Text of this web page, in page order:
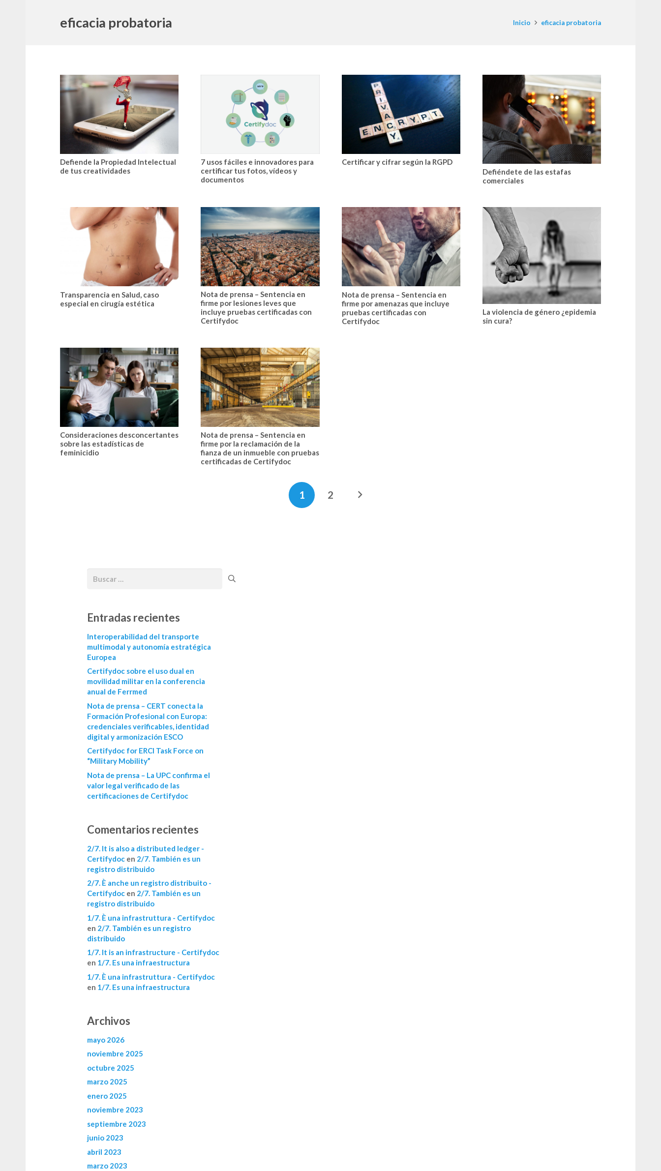
eficacia probatoria Inicio eficacia probatoria
Defiende la Propiedad Intelectual
de tus creatividades
7 usos fáciles e innovadores para
certificar tus fotos, vídeos y
documentos
Certificar y cifrar según la RGPD
Defiéndete de las estafas
comerciales
Transparencia en Salud, caso
especial en cirugía estética
Nota de prensa – Sentencia en
firme por lesiones leves que
incluye pruebas certificadas con
Certifydoc
Nota de prensa – Sentencia en
firme por amenazas que incluye
pruebas certificadas con
Certifydoc
La violencia de género ¿epidemia
sin cura?
Consideraciones desconcertantes
sobre las estadísticas de
feminicidio
Nota de prensa – Sentencia en
firme por la reclamación de la
fianza de un inmueble con pruebas
certificadas de Certifydoc
1 2
Entradas recientes
Interoperabilidad del transporte
multimodal y autonomía estratégica
Europea
Certifydoc sobre el uso dual en
movilidad militar en la conferencia
anual de Ferrmed
Nota de prensa – CERT conecta la
Formación Profesional con Europa:
credenciales verificables, identidad
digital y armonización ESCO
Certifydoc for ERCI Task Force on
“Military Mobility”
Nota de prensa – La UPC confirma el
valor legal verificado de las
certificaciones de Certifydoc
Comentarios recientes
2/7. It is also a distributed ledger -
Certifydoc en 2/7. También es un
registro distribuido
2/7. È anche un registro distribuito -
Certifydoc en 2/7. También es un
registro distribuido
1/7. È una infrastruttura - Certifydoc
en 2/7. También es un registro
distribuido
1/7. It is an infrastructure - Certifydoc
en 1/7. Es una infraestructura
1/7. È una infrastruttura - Certifydoc
en 1/7. Es una infraestructura
Archivos
mayo 2026
noviembre 2025
octubre 2025
marzo 2025
enero 2025
noviembre 2023
septiembre 2023
junio 2023
abril 2023
marzo 2023